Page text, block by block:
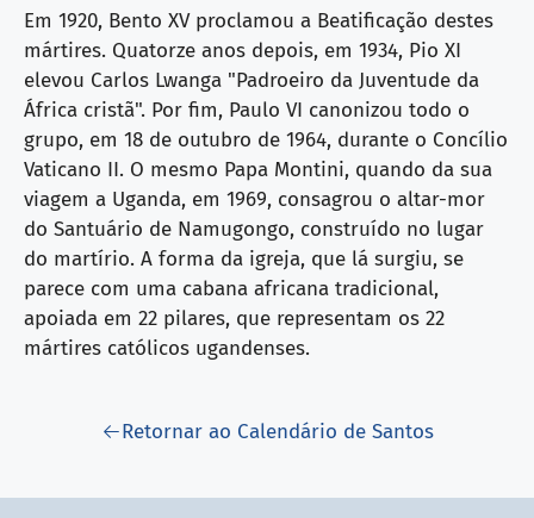
Em 1920, Bento XV proclamou a Beatificação destes
mártires. Quatorze anos depois, em 1934, Pio XI
elevou Carlos Lwanga "Padroeiro da Juventude da
África cristã". Por fim, Paulo VI canonizou todo o
grupo, em 18 de outubro de 1964, durante o Concílio
Vaticano II. O mesmo Papa Montini, quando da sua
viagem a Uganda, em 1969, consagrou o altar-mor
do Santuário de Namugongo, construído no lugar
do martírio. A forma da igreja, que lá surgiu, se
parece com uma cabana africana tradicional,
apoiada em 22 pilares, que representam os 22
mártires católicos ugandenses.
Retornar ao Calendário de Santos